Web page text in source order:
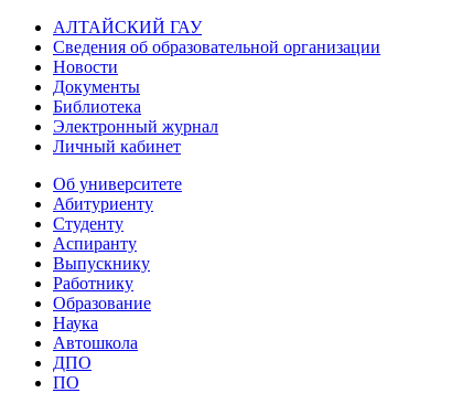
АЛТАЙСКИЙ ГАУ
Сведения об образовательной организации
Новости
Документы
Библиотека
Электронный журнал
Личный кабинет
Об университете
Абитуриенту
Студенту
Аспиранту
Выпускнику
Работнику
Образование
Наука
Автошкола
ДПО
ПО